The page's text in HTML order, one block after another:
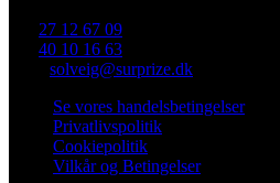
27 12 67 09
40 10 16 63
solveig@surprize.dk
Se vores handelsbetingelser
Privatlivspolitik
Cookiepolitik
Vilkår og Betingelser